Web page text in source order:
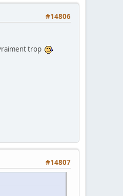
#14806
trop
#14807